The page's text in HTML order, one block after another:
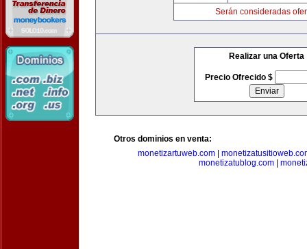
Serán consideradas
Realizar una Oferta
Precio Ofrecido $
Otros dominios en venta:
monetizartuweb.com|
monetizatublog.com|